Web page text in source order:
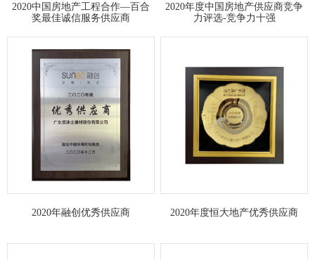
2020中国房地产工程合作—百合
奖最佳诚信服务供应商
2020年度中国房地产供应商竞争
力评选-竞争力十强
2020年融创优秀供应商 2020年度恒大地产优秀供应商